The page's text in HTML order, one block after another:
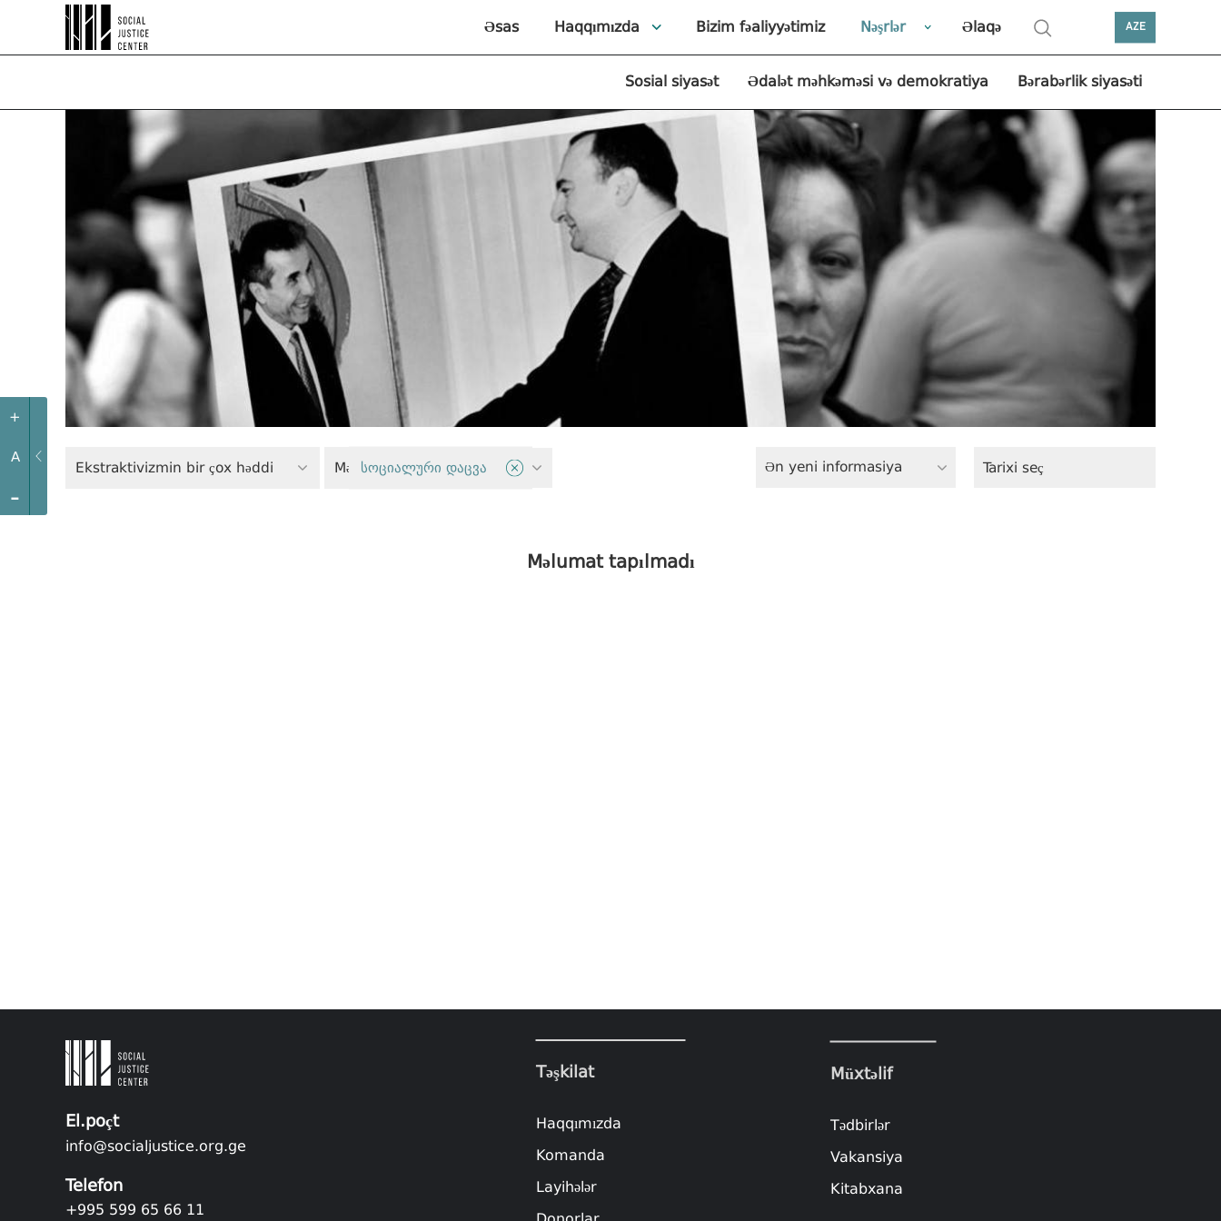
+
A
-
Əsas Haqqımızda Bizim fəaliyyətimiz Nəşrlər Əlaqə AZE
Sosial siyasət Ədalət məhkəməsi və demokratiya Bərabərlik siyasəti
Ekstraktivizmin bir çox həddi Məhkəmə sistemi
სოციალური დაცვა Ən yeni informasiya
Məlumat tapılmadı
El.poçt
info@socialjustice.org.ge
Telefon
+995 599 65 66 11
Təşkilat
Haqqımızda
Komanda
Layihələr
Müxtəlif
Tədbirlər
Vakansiya
Kitabxana